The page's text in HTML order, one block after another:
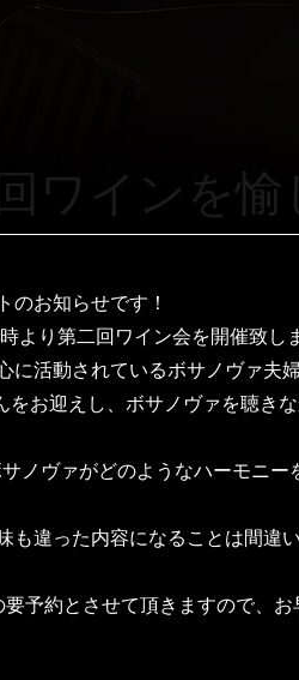
ワインを
のお知らせです！
より第二回ワイン会を開催致し
に活動されているボサノヴァ夫
をお迎えし、ボサノヴァを聴き
ノヴァがどのようなハーモニー
も違った内容になることは間違
予約とさせて頂きますので、お